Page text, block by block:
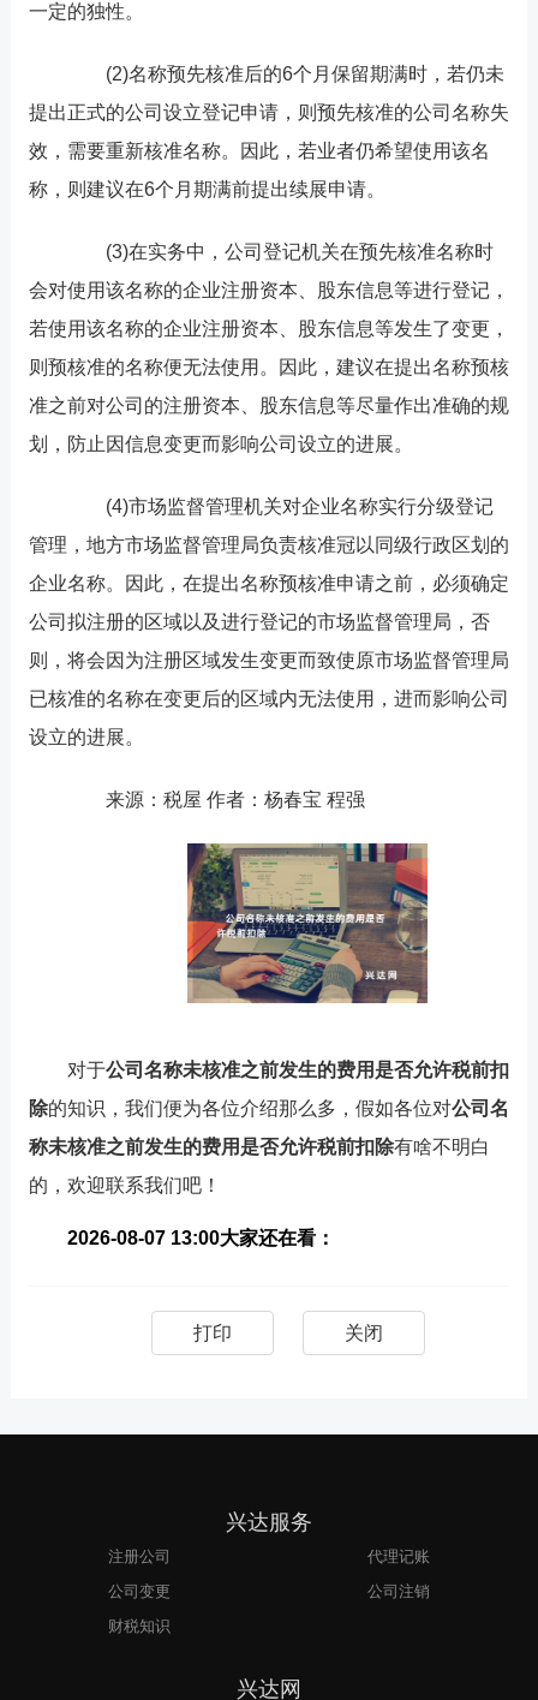
一定的独性。
(2)名称预先核准后的6个月保留期满时，若仍未
提出正式的公司设立登记申请，则预先核准的公司名称失
效，需要重新核准名称。因此，若业者仍希望使用该名
称，则建议在6个月期满前提出续展申请。
(3)在实务中，公司登记机关在预先核准名称时
会对使用该名称的企业注册资本、股东信息等进行登记，
若使用该名称的企业注册资本、股东信息等发生了变更，
则预核准的名称便无法使用。因此，建议在提出名称预核
准之前对公司的注册资本、股东信息等尽量作出准确的规
划，防止因信息变更而影响公司设立的进展。
(4)市场监督管理机关对企业名称实行分级登记
管理，地方市场监督管理局负责核准冠以同级行政区划的
企业名称。因此，在提出名称预核准申请之前，必须确定
公司拟注册的区域以及进行登记的市场监督管理局，否
则，将会因为注册区域发生变更而致使原市场监督管理局
已核准的名称在变更后的区域内无法使用，进而影响公司
设立的进展。
来源：税屋 作者：杨春宝 程强
对于公司名称未核准之前发生的费用是否允许税前扣
除的知识，我们便为各位介绍那么多，假如各位对公司名
称未核准之前发生的费用是否允许税前扣除有啥不明白
的，欢迎联系我们吧！
2026-08-07 13:00大家还在看：
打印 关闭
兴达服务
注册公司
代理记账
公司变更
公司注销
财税知识
兴达网